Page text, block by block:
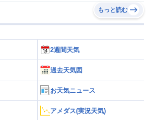
もっと読む
2週間天気
過去天気図
お天気ニュース
アメダス(実況天気)